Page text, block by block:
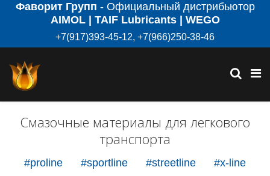
Фаворит Групп - Официальный дистрибьютор
AIMOL | TAIF Lubricants | WEGO
+7(917)393-45-12, +7(966)250-38-46
Смазочные материалы для легкового
транспорта
#proline #sportline #streetline
#x-line